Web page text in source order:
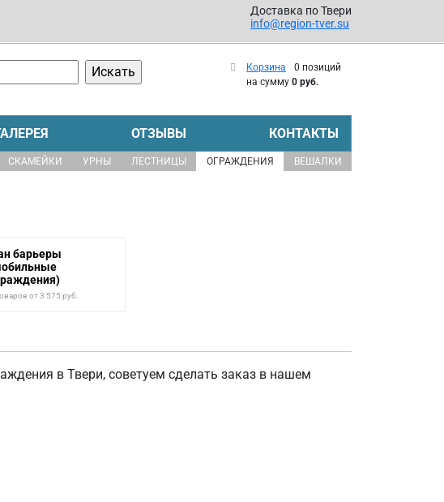
Доставка по Твери
info@region-tver.su
Корзина
0 позиций
на сумму 0 руб.
ОТЗЫВЫ КОНТАКТЫ
СКАМЕЙКИ УРНЫ ЛЕСТНИЦЫ ОГРАЖДЕНИЯ ВЕШАЛКИ
барьеры
от 3 575 руб.
в Твери, советуем сделать заказ в нашем